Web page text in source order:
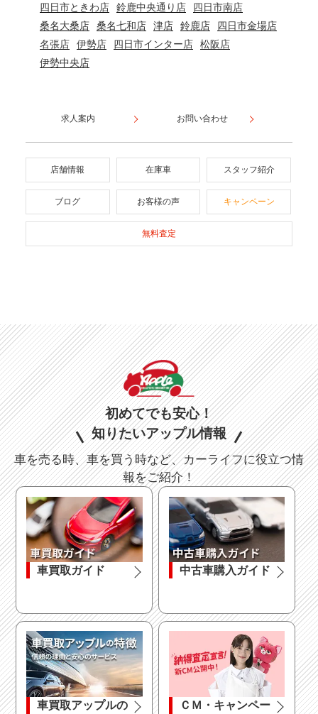
四日市ときわ店 鈴鹿中央通り店
四日市南店
桑名大桑店
桑名七和店 津店 鈴鹿店
四日市金場店
名張店
伊勢店 四日市インター店
松阪店
伊勢中央店
求人案内 お問い合わせ
店舗情報 在庫車 スタッフ紹介
ブログ お客様の声 キャンペーン
無料査定
初めてでも安心！
知りたいアップル情報
車を売る時、車を買う時など、カーライフに役立つ情
報をご紹介！
車買取ガイド 中古車購入ガイド
車買取アップルの
ＣＭ・キャンペー